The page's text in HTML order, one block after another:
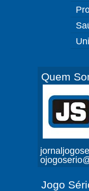
Quem
Jogo